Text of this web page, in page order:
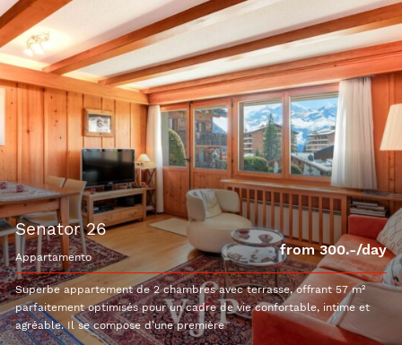
senator 26
appartamento from 300.-/day
Superbe appartement de 2 chambres avec terrasse, offrant 57 m²
parfaitement optimisés pour un cadre de vie confortable, intime et
agréable. Il se compose d’une première